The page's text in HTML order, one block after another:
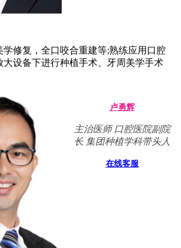
学修复，全口咬合重建等;熟练应用口腔
大设备下进行种植手术、牙周美学手术
卢勇辉
主治医师 口腔医院副院
长 集团种植学科带头人
在线客服